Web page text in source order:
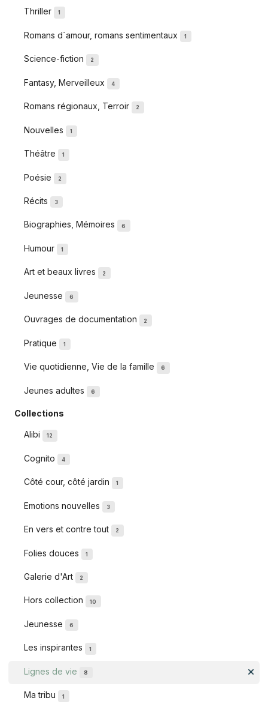
Thriller 1
Romans d´amour, romans sentimentaux 1
Science-fiction 2
Fantasy, Merveilleux 4
Romans régionaux, Terroir 2
Nouvelles 1
Théâtre 1
Poésie 2
Récits 3
Biographies, Mémoires 6
Humour 1
Art et beaux livres 2
Jeunesse 6
Ouvrages de documentation 2
Pratique 1
Vie quotidienne, Vie de la famille 6
Jeunes adultes 6
Collections
Alibi 12
Cognito 4
Côté cour, côté jardin 1
Emotions nouvelles 3
En vers et contre tout 2
Folies douces 1
Galerie d'Art 2
Hors collection 10
Jeunesse 6
Les inspirantes 1
Lignes de vie 8
Ma tribu 1